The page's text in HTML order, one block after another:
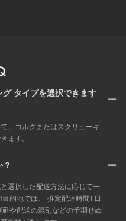
タイプを選択できます
、コルクまたはスクリューキ
ます。
選択した配送方法に応じて一
的地では、[推定配達時間] 日
や配送の混乱などの予期せぬ